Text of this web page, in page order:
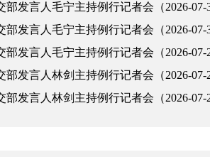
部发言人毛宁主持例行记者会（2026-07-
部发言人毛宁主持例行记者会（2026-07-
部发言人毛宁主持例行记者会（2026-07-
部发言人林剑主持例行记者会（2026-07-
部发言人林剑主持例行记者会（2026-07-
“中俄教育年”官方网站今日正式上